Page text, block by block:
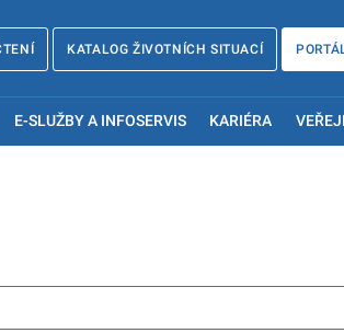
KATALOG ŽIVOTNÍCH SITUACÍ
E-SLUŽBY A INFOSERVIS KARIÉRA